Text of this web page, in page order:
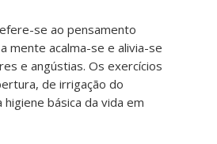
se ao pensamento
mente acalma-se e alivia-se
e angústias. Os exercícios
de irrigação do
básica da vida em